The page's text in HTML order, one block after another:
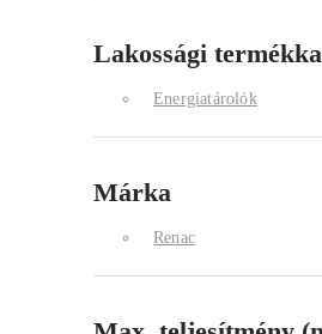
Lakossági
Energiatárolók
Márka
Renac